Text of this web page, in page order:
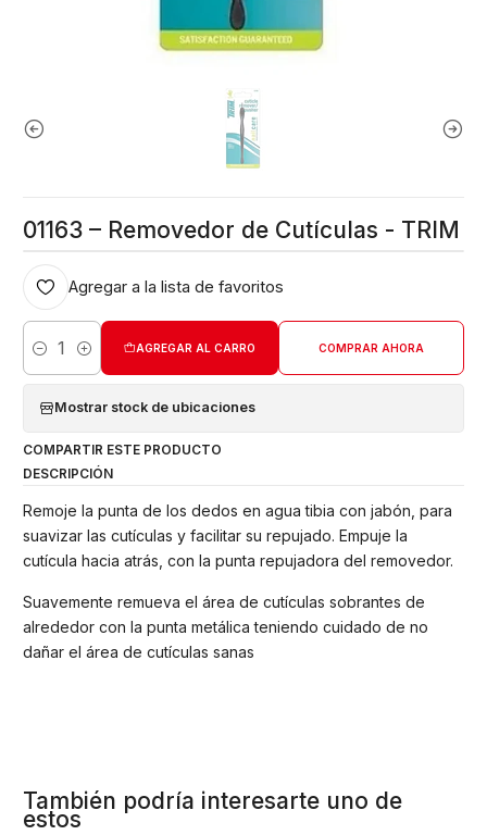
01163 – Removedor de Cutículas - TRIM
Agregar a la lista de favoritos
Cantidad
AGREGAR AL CARRO COMPRAR AHORA
Mostrar stock de ubicaciones
COMPARTIR ESTE PRODUCTO
DESCRIPCIÓN
Remoje la punta de los dedos en agua tibia con jabón, para
suavizar las cutículas y facilitar su repujado. Empuje la
cutícula hacia atrás, con la punta repujadora del removedor.
Suavemente remueva el área de cutículas sobrantes de
alrededor con la punta metálica teniendo cuidado de no
dañar el área de cutículas sanas
También podría interesarte uno de
estos